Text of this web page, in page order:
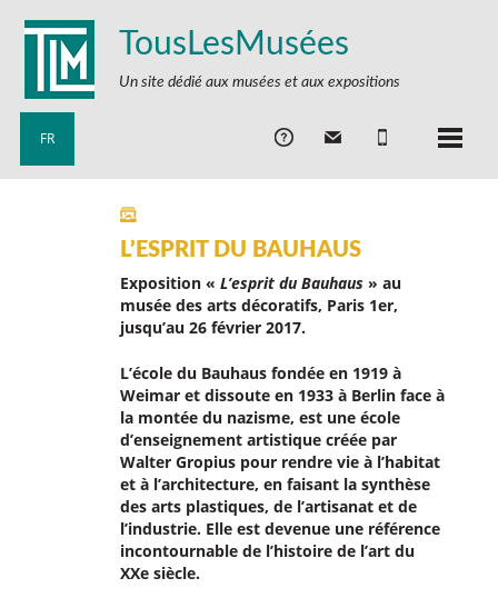
TousLesMusées
Un site dédié aux musées et aux expositions
FR
L’ESPRIT DU BAUHAUS
Exposition « L’esprit du Bauhaus » au
musée des arts décoratifs, Paris 1er,
jusqu’au 26 février 2017.
L’école du Bauhaus fondée en 1919 à
Weimar et dissoute en 1933 à Berlin face à
la montée du nazisme, est une école
d’enseignement artistique créée par
Walter Gropius pour rendre vie à l’habitat
et à l’architecture, en faisant la synthèse
des arts plastiques, de l’artisanat et de
l’industrie. Elle est devenue une référence
incontournable de l’histoire de l’art du
XXe siècle.